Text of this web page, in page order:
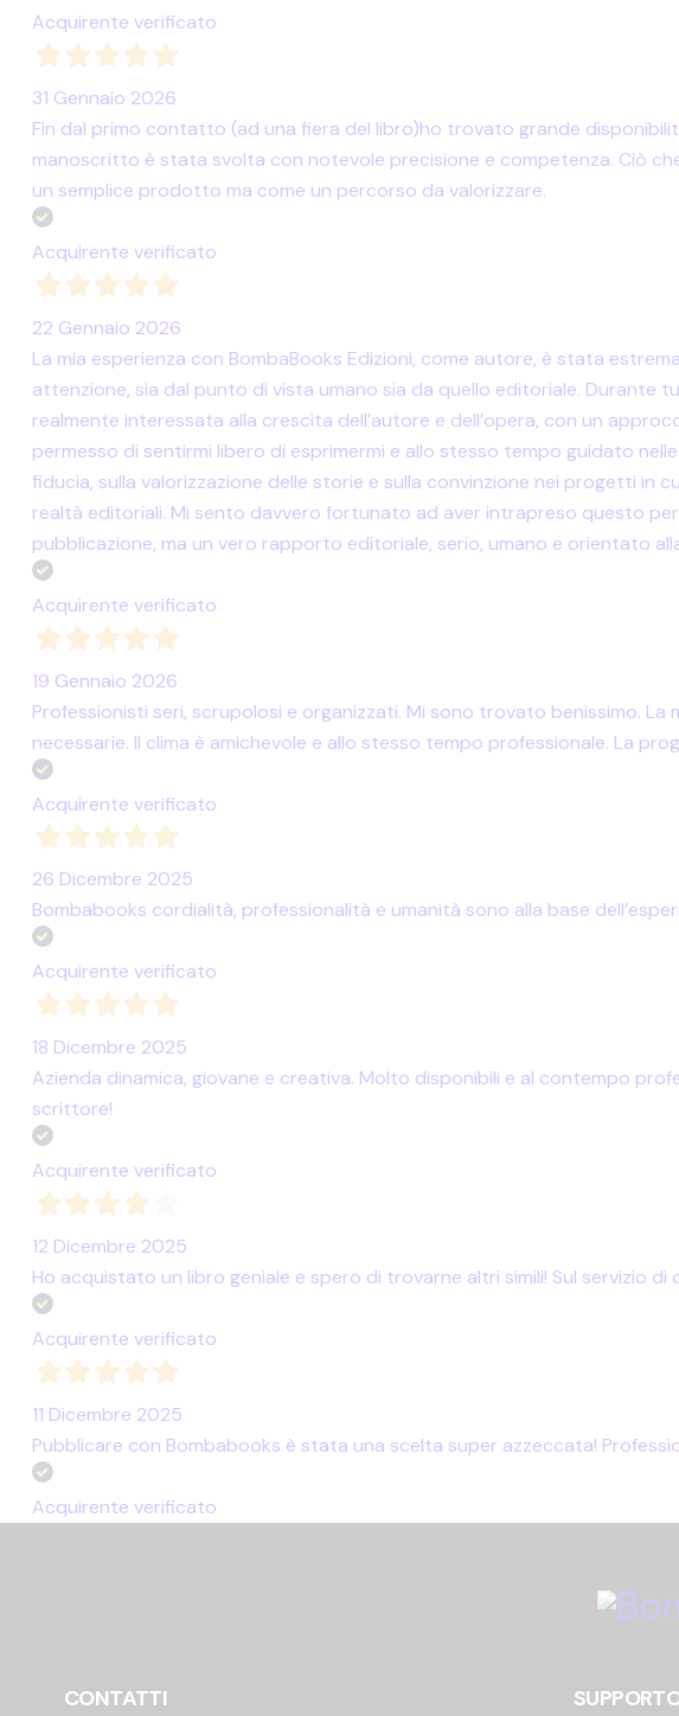
Acquirente verificato
31 Gennaio 2026
Fin dal primo contatto (ad una fiera del libro)ho trovato grande
manoscritto è stata svolta con notevole precisione e competenza. Ciò
un semplice prodotto ma come un percorso da valorizzare.
Acquirente verificato
22 Gennaio 2026
La mia esperienza con BombaBooks Edizioni, come autore, è stata
attenzione, sia dal punto di vista umano sia da quello editoriale.
realmente interessata alla crescita dell’autore e dell’opera, con un
permesso di sentirmi libero di esprimermi e allo stesso tempo guidato
fiducia, sulla valorizzazione delle storie e sulla convinzione nei progetti
realtà editoriali. Mi sento davvero fortunato ad aver intrapreso questo
pubblicazione, ma un vero rapporto editoriale, serio, umano e orientato
Acquirente verificato
19 Gennaio 2026
Professionisti seri, scrupolosi e organizzati. Mi sono trovato benissimo.
necessarie. Il clima è amichevole e allo stesso tempo professionale. La
Acquirente verificato
26 Dicembre 2025
Bombabooks cordialità, professionalità e umanità sono alla base
Acquirente verificato
18 Dicembre 2025
Azienda dinamica, giovane e creativa. Molto disponibili e al contempo
scrittore!
Acquirente verificato
12 Dicembre 2025
Ho acquistato un libro geniale e spero di trovarne altri simili! Sul servizio
Acquirente verificato
11 Dicembre 2025
Pubblicare con Bombabooks è stata una scelta super azzeccata!
Acquirente verificato
CONTATTI